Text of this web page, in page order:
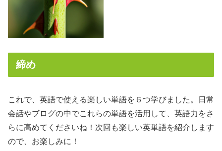
締め
これで、英語で使える楽しい単語を６つ学びました。日常
会話やブログの中でこれらの単語を活用して、英語力をさ
らに高めてくださいね！次回も楽しい英単語を紹介します
ので、お楽しみに！